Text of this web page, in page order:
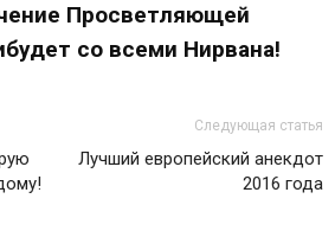
Просветляющей
со всеми Нирвана!
Следующая статья
Лучший европейский анекдот
2016 года